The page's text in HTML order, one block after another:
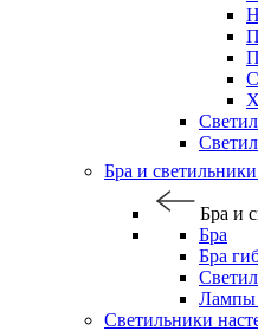
Бра и
Бра и
Бра
Бра
Лампы
Светильники